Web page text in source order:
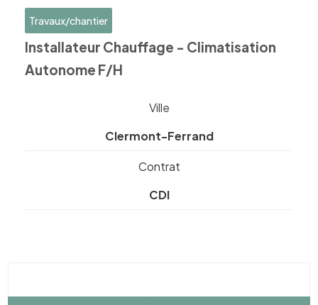
Travaux/chantier
Installateur Chauffage - Climatisation
Autonome F/H
Ville
Clermont-Ferrand
Contrat
CDI